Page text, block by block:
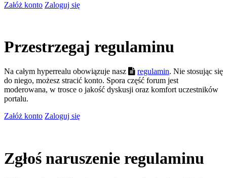
Załóż konto Zaloguj się
Przestrzegaj regulaminu
Na całym hyperrealu obowiązuje nasz regulamin. Nie stosując się
do niego, możesz stracić konto. Spora część forum jest
moderowana, w trosce o jakość dyskusji oraz komfort uczestników
portalu.
Załóż konto Zaloguj się
Zgłoś naruszenie regulaminu